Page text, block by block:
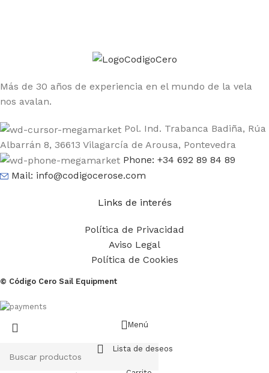
Más de 30 años de experiencia en el mundo de la vela
nos avalan.
Pol. Ind. Trabanca Badiña, Rúa
Albarrán 8, 36613 Vilagarcía de Arousa, Pontevedra
Phone: +34 692 89 84 89
Mail: info@codigocerose.com
Links de interés
Política de Privacidad
Aviso Legal
Política de Cookies
© Código Cero Sail Equipment
Menú
Lista de deseos